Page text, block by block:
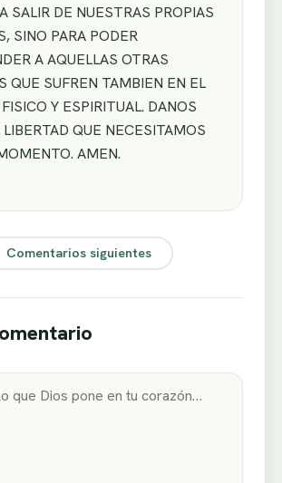
SALIR DE NUESTRAS PROPIAS
SINO PARA PODER
A AQUELLAS OTRAS
QUE SUFREN TAMBIEN EN EL
Y ESPIRITUAL. DANOS
QUE NECESITAMOS
AMEN.
Comentarios siguientes